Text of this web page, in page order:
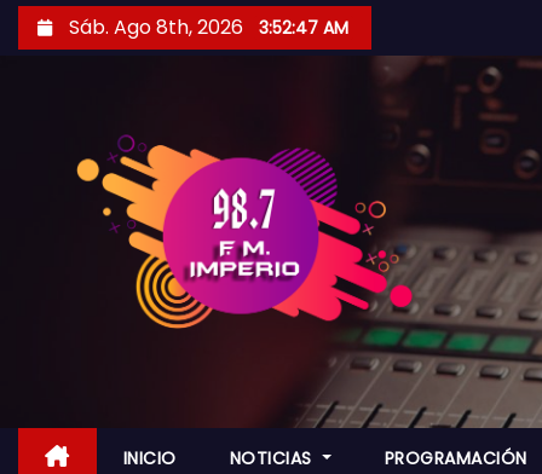
Sáb. Ago 8th, 2026 3:52:48 AM
INICIO NOTICIAS PROGRAMACIÓN